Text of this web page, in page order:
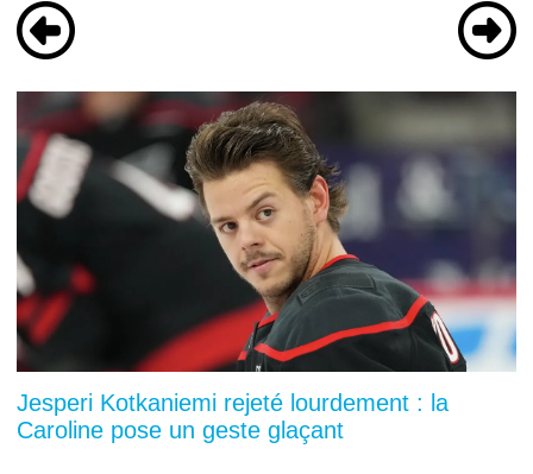
Jesperi Kotkaniemi rejeté lourdement : la
Caroline pose un geste glaçant